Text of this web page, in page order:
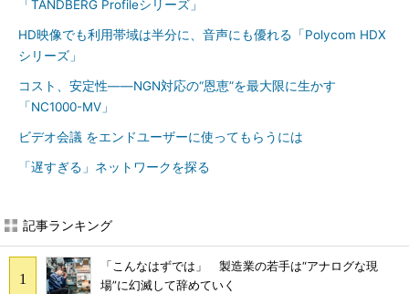
「TANDBERG Profileシリーズ」
HD映像でも利用帯域は半分に、音声にも優れる「Polycom HDX
シリーズ」
コスト、安定性――NGN対応の“恩恵”を最大限に生かす
「NC1000-MV」
ビデオ会議 をエンドユーザーに使ってもらうには
「遅すぎる」ネットワークを探る
記事ランキング
「こんなはずでは」 製造業の若手は“アナログな現
場”に幻滅して辞めていく